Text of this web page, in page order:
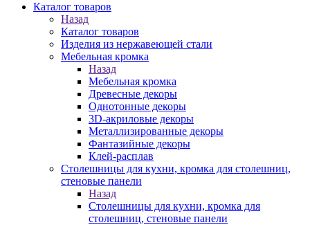
Каталог товаров
Назад
Каталог товаров
Изделия из нержавеющей стали
Мебельная кромка
Назад
Мебельная кромка
Древесные декоры
Однотонные декоры
3D-акриловые декоры
Металлизированные декоры
Фантазийные декоры
Клей-расплав
Столешницы для кухни, кромка для столешниц,
стеновые панели
Назад
Столешницы для кухни, кромка для
столешниц, стеновые панели